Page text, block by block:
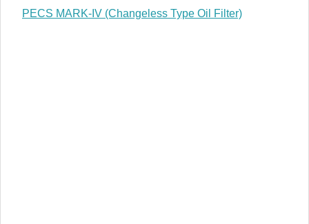
PECS MARK-IV (Changeless Type Oil Filter)